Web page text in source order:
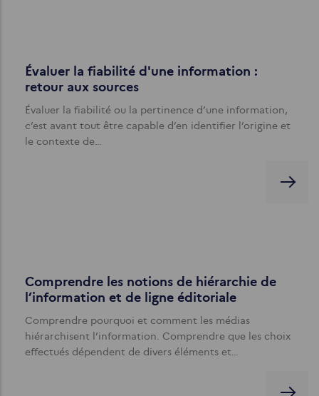
Évaluer la fiabilité d'une information :
retour aux sources
Évaluer la fiabilité ou la pertinence d’une information,
c’est avant tout être capable d’en identifier l’origine et
le contexte de…
Comprendre les notions de hiérarchie de
l’information et de ligne éditoriale
Comprendre pourquoi et comment les médias
hiérarchisent l’information. Comprendre que les choix
effectués dépendent de divers éléments et…